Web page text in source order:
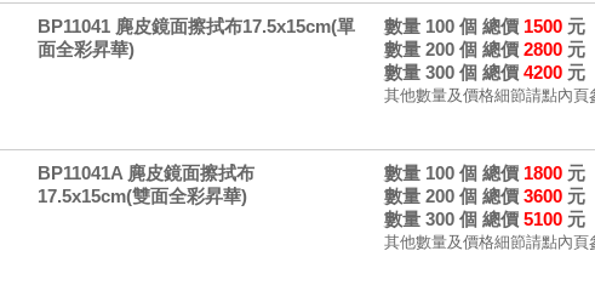
BP11041 麂皮鏡面擦拭布17.5x15cm(單
面全彩昇華)
數量 100 個 總價 1500元
數量 200 個 總價 2800元
數量 300 個 總價 4200元
其他數量及價格細節請點內頁
BP11041A 麂皮鏡面擦拭布
17.5x15cm(雙面全彩昇華)
數量 100 個 總價 1800元
數量 200 個 總價 3600元
數量 300 個 總價 5100元
其他數量及價格細節請點內頁